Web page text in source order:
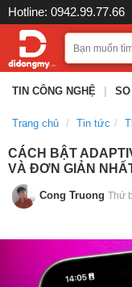
Hotline: 0942.99.77.66
TIN CÔNG NGHỆ SO
Trang chủ Tin tức
CÁCH BẬT
VÀ ĐƠN GIẢN
Cong Truong Thứ